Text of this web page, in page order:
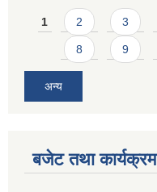
Pages
1 2 3
8 9
अन्य
बजेट तथा कार्यक्रम